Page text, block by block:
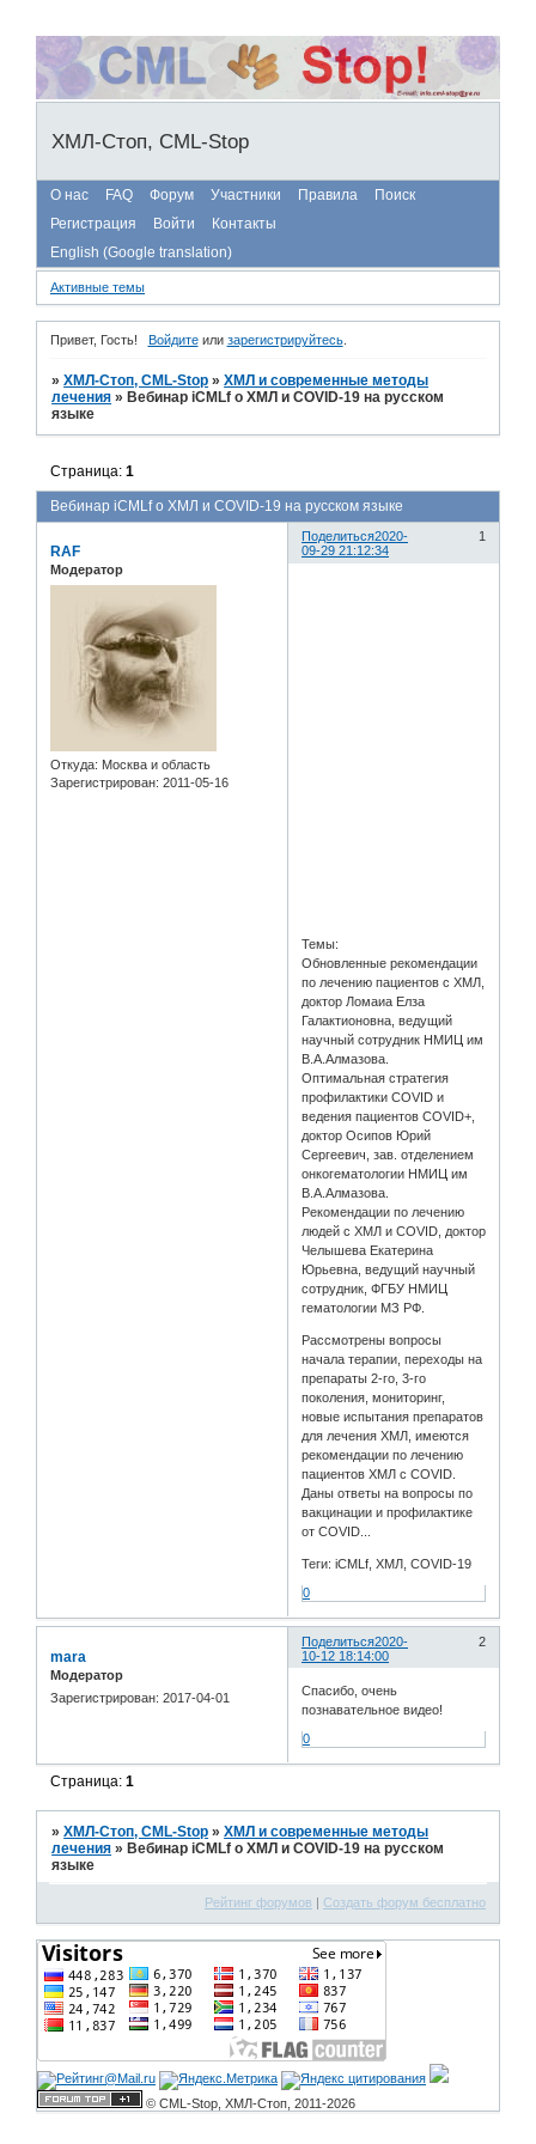
ХМЛ-Стоп, CML-Stop
О нас FAQ Форум Участники Правила
Поиск
Регистрация
Войти
Контакты
English (Google translation)
Активные темы
Привет, Гость! Войдитеили зарегистрируйтесь.
»ХМЛ-Стоп, CML-Stop »ХМЛ и современные методы
лечения » Вебинар iCMLf о ХМЛ и COVID-19 на русском
языке
Вебинар iCMLf о ХМЛ и COVID-19 на русском языке
Страница:1
Поделиться 1
2020-
09-29 21:12:34
RAF
Модератор
Откуда: Москва и область
Зарегистрирован: 2011-05-16
Темы:
Обновленные рекомендации
по лечению пациентов с ХМЛ,
доктор Ломаиа Елза
Галактионовна, ведущий
научный сотрудник НМИЦ им
В.А.Алмазова.
Оптимальная стратегия
профилактики COVID и
ведения пациентов COVID+,
доктор Осипов Юрий
Сергеевич, зав. отделением
онкогематологии НМИЦ им
В.А.Алмазова.
Рекомендации по лечению
людей с ХМЛ и COVID, доктор
Челышева Екатерина
Юрьевна, ведущий научный
сотрудник, ФГБУ НМИЦ
гематологии МЗ РФ.
Рассмотрены вопросы
начала терапии, переходы на
препараты 2-го, 3-го
поколения, мониторинг,
новые испытания препаратов
для лечения ХМЛ, имеются
рекомендации по лечению
пациентов ХМЛ с COVID.
Даны ответы на вопросы по
вакцинации и профилактике
от COVID...
Теги: iCMLf, ХМЛ, COVID-19
0
Поделиться 2
2020-
10-12 18:14:00
mara
Модератор
Зарегистрирован: 2017-04-01
Спасибо, очень
познавательное видео!
0
Страница:1
»ХМЛ-Стоп, CML-Stop »ХМЛ и современные методы
лечения »Вебинар iCMLf о ХМЛ и COVID-19 на русском
языке
Рейтинг форумов | Создать форум бесплатно
© CML-Stop, ХМЛ-Стоп, 2011-2026